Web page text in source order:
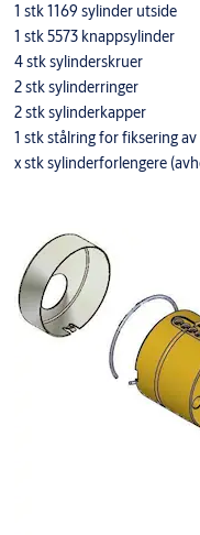
1 stk 1169 sylinder utside
1 stk 5573 knappsylinder
4 stk sylinderskruer
2 stk sylinderringer
2 stk sylinderkapper
1 stk stålring for fiksering
x stk sylinderforlengere